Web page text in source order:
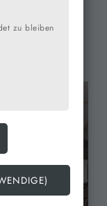
zu bleiben
Science